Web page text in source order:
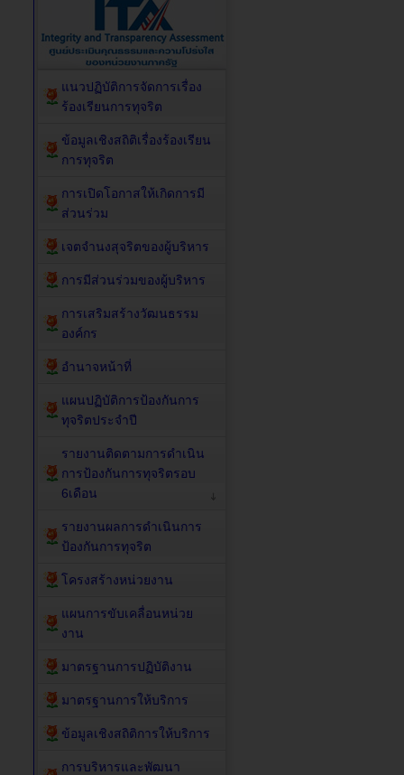
แนวปฏิบัติการจัดการเรื่อง
ร้องเรียนการทุจริต
ข้อมูลเชิงสถิติเรื่องร้องเรียน
การทุจริต
การเปิดโอกาสให้เกิดการมี
ส่วนร่วม
เจตจำนงสุจริตของผู้บริหาร
การมีส่วนร่วมของผู้บริหาร
การเสริมสร้างวัฒนธรรม
องค์กร
อำนาจหน้าที่
แผนปฏิบัติการป้องกันการ
ทุจริตประจำปี
รายงานติดตามการดำเนิน
การป้องกันการทุจริตรอบ
6เดือน
รายงานผลการดำเนินการ
ป้องกันการทุจริต
โครงสร้างหน่วยงาน
แผนการขับเคลื่อนหน่วย
งาน
มาตรฐานการปฏิบัติงาน
มาตรฐานการให้บริการ
ข้อมูลเชิงสถิติการให้บริการ
การบริหารและพัฒนา